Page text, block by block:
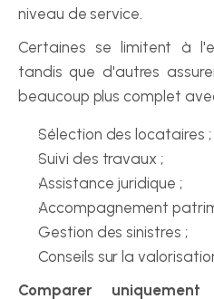
niveau de service.
Certaines se limitent à
tandis que d'autres
beaucoup plus complet
Sélection des locataires ;
Suivi des travaux ;
Assistance juridique ;
Accompagnement
Gestion des sinistres ;
Conseils sur la
Comparer